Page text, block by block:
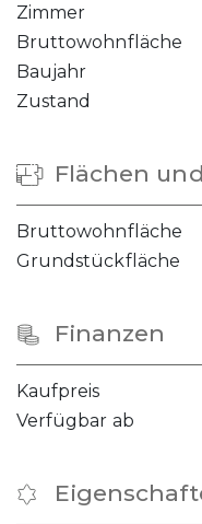
Zimmer
Bruttowohnfläche
Baujahr
Zustand
Flächen
Bruttowohnfläche
Grundstückfläche
Finanzen
Kaufpreis
Verfügbar ab